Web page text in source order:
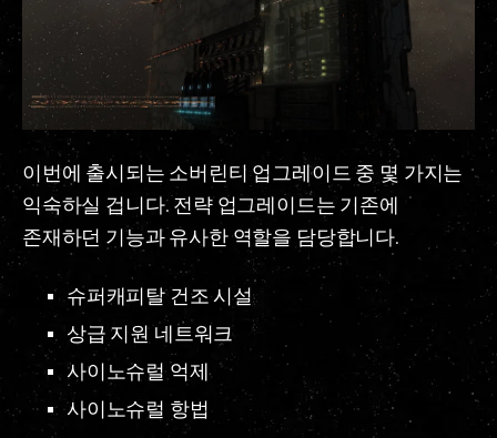
이번에 출시되는 소버린티 업그레이드 중 몇 가지는
익숙하실 겁니다. 전략 업그레이드는 기존에
존재하던 기능과 유사한 역할을 담당합니다.
슈퍼캐피탈 건조 시설
상급 지원 네트워크
사이노슈럴 억제
사이노슈럴 항법